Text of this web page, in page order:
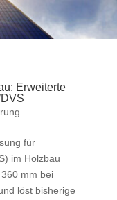
Erweiterte
für
im Holzbau
mm bei
löst bisherige